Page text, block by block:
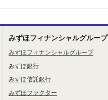
みずほフィナンシャルグループ
みずほフィナンシャルグループ
みずほ銀行
みずほ信託銀行
みずほファクター